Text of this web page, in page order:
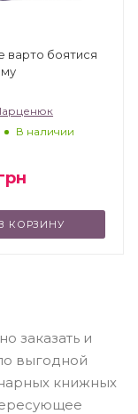
варто боятися
В наличии
КОРЗИНУ
заказать и
выгодной
книжных